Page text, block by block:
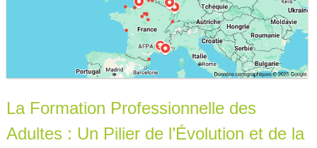
La Formation Professionnelle des
Adultes : Un Pilier de l’Évolution et de la